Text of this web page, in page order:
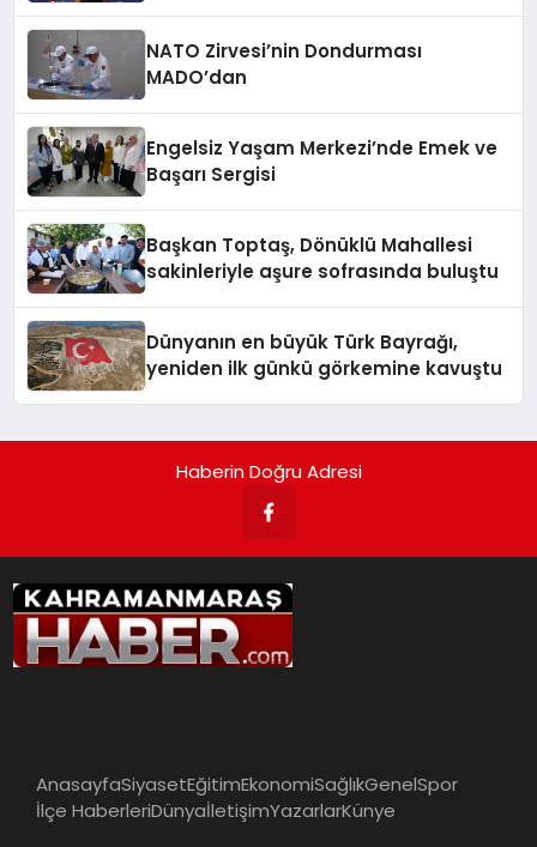
NATO Zirvesi’nin Dondurması
MADO’dan
Engelsiz Yaşam Merkezi’nde Emek ve
Başarı Sergisi
Başkan Toptaş, Dönüklü Mahallesi
sakinleriyle aşure sofrasında buluştu
Dünyanın en büyük Türk Bayrağı,
yeniden ilk günkü görkemine kavuştu
Haberin Doğru Adresi
AnasayfaSiyasetEğitimEkonomiSağlıkGenelSpor
İlçe HaberleriDünyaİletişimYazarlarKünye